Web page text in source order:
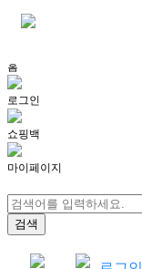
홈
로그인
쇼핑백
마이페이지